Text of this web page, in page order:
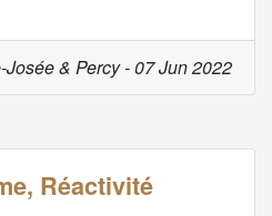
Josée & Percy - 07 Jun 2022
Réactivité